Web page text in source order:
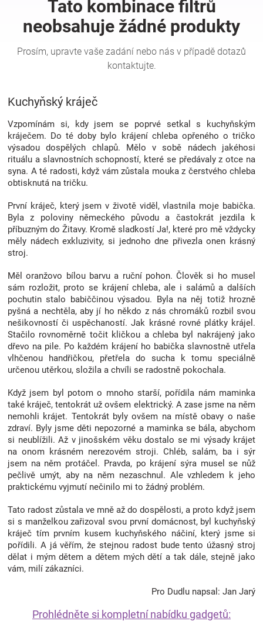
Hračky
pro
děti
Těhotenské
oblečení
Novinky
Značky
Blog
Hračkářství
Přihlášení
Kuchyňský kráječ
Vzpomínám si, kdy jsem se poprvé setkal s kuchyňským
kráječem. Do té doby bylo krájení chleba opřeného o tričko
výsadou dospělých chlapů. Mělo v sobě nádech jakéhosi
rituálu a slavnostních schopností, které se předávaly z otce na
syna. A té radosti, když vám zůstala mouka z čerstvého chleba
obtisknutá na tričku.
První kráječ, který jsem v životě viděl, vlastnila moje babička.
Byla z poloviny německého původu a častokrát jezdila k
příbuzným do Žitavy. Kromě sladkostí Ja!, které pro mě vždycky
měly nádech exkluzivity, si jednoho dne přivezla onen krásný
stroj.
Měl oranžovo bílou barvu a ruční pohon. Člověk si ho musel
sám rozložit, proto se krájení chleba, ale i salámů a dalších
pochutin stalo babiččinou výsadou. Byla na něj totiž hrozně
pyšná a nechtěla, aby jí ho někdo z nás chromáků rozbil svou
nešikovností či uspěchaností. Jak krásné rovné plátky krájel.
Stačilo rovnoměrně točit kličkou a chleba byl nakrájený jako
dřevo na pile. Po každém krájení ho babička slavnostně utřela
vlhčenou handřičkou, přetřela do sucha k tomu speciálně
určenou utěrkou, složila a chvíli se radostně pokochala.
Když jsem byl potom o mnoho starší, pořídila nám maminka
také kráječ, tentokrát už ovšem elektrický. A zase jsme na něm
nemohli krájet. Tentokrát byly ovšem na místě obavy o naše
zdraví. Byly jsme děti nepozorné a maminka se bála, abychom
si neublížili. Až v jinošském věku dostalo se mi výsady krájet
na onom krásném nerezovém stroji. Chléb, salám, ba i sýr
jsem na něm protáčel. Pravda, po krájení sýra musel se nůž
pečlivě umýt, aby na něm nezaschnul. Ale vzhledem k jeho
praktickému vyjmutí nečinilo mi to žádný problém.
Tato radost zůstala ve mně až do dospělosti, a proto když jsem
si s manželkou zařizoval svou první domácnost, byl kuchyňský
kráječ tím prvním kusem kuchyňského náčiní, který jsme si
pořídili. A já věřím, že stejnou radost bude tento úžasný stroj
dělat i mým dětem a dětem mých dětí a tak dále, stejně jako
vám, milí zákazníci.
Pro Dudlu napsal: Jan Jarý
Prohlédněte si kompletní nabídku gadgetů: